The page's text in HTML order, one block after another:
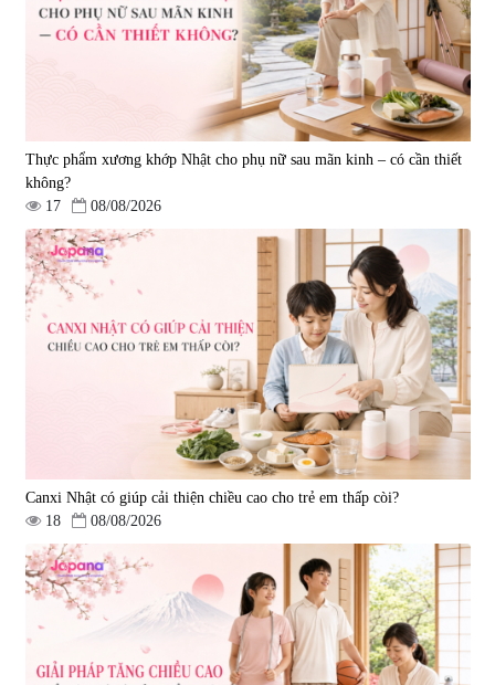
1.490.000 đ 980.000 đ
Viên uống bổ gan Ribeto Shoji
Hepaclean 60 viên
690.000 đ
Viên uống hỗ trợ cải thiện thoát
vị đĩa đệm Kyoto Has 30 viên
|14.560
1.600.000 đ
Viên uống hỗ trợ giấc ngủ Fujina
Sleepy Nhật Bản 80 viên
580.000 đ
điều trị đột quỵ Biken Kinase
Gold 60 viên
0
1.570.000 đ
Thực phẩm xương khớp Nhật cho phụ nữ sau mãn kinh – có cần thiết
không?
17
08/08/2026
Canxi Nhật có giúp cải thiện chiều cao cho trẻ em thấp còi?
18
08/08/2026